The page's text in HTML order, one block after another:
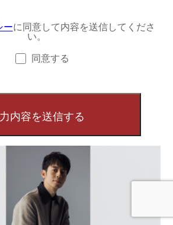
ーに同意して内容を送信してくださ
い。
同意する